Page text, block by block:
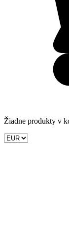
Žiadne produkty v